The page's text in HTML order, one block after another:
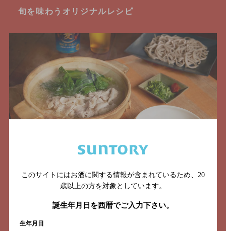
旬を味わうオリジナルレシピ
豚しゃぶのおろしごまだれ鍋
ツレヅレハナコ 大根 小松菜
豚肉
鍋／スープ
このサイトにはお酒に関する情報が含まれているため、 20
歳以上の方を対象としています。
誕生年月日を西暦でご入力下さい。
生年月日